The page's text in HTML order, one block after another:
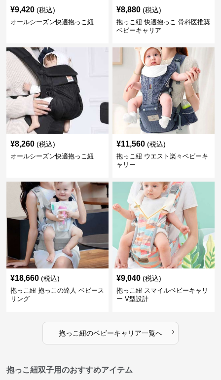
¥9,420 (税込)
オールシーズン快適抱っこ紐
¥8,880 (税込)
抱っこ紐 快適抱っこ 骨科医推奨
ベビーキャリア
¥8,260 (税込)
オールシーズン快適抱っこ紐
¥11,560 (税込)
抱っこ紐 ウエスト楽々ベビーキ
ャリー
¥18,660 (税込)
抱っこ紐 抱っこの達人 ベビース
リング
¥9,040 (税込)
抱っこ紐 スマイルベビーキャリ
ー V型設計
抱っこ紐のベビーキャリア一覧へ ›
抱っこ紐双子用のおすすめアイテム